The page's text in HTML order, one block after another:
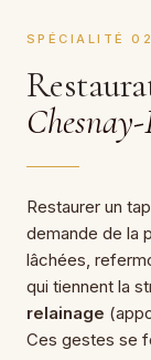
SPÉCIALITÉ 02
Restaurer un
demande de la
lâchées,
qui tiennent la
relainage
Ces gestes se